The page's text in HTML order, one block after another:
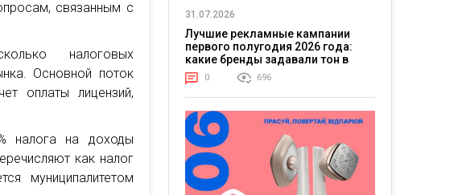
связанным с
налоговых
Основной поток
оплаты лицензий,
налога на доходы
как налог
муниципалитетом
31.07.2026
Лучшие рекламные кампании
первого полугодия 2026 года:
какие бренды задавали тон в
отрасли
0 696